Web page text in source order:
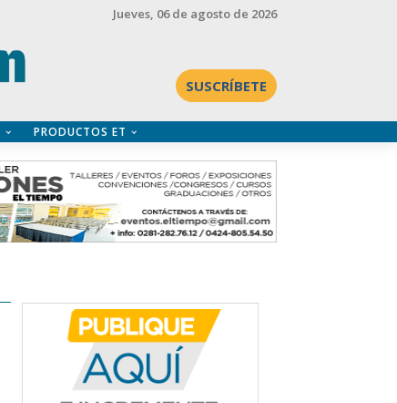
Jueves, 06 de agosto de 2026
SUSCRÍBETE
PRODUCTOS ET